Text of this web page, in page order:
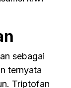
sebagai
ternyata
Triptofan